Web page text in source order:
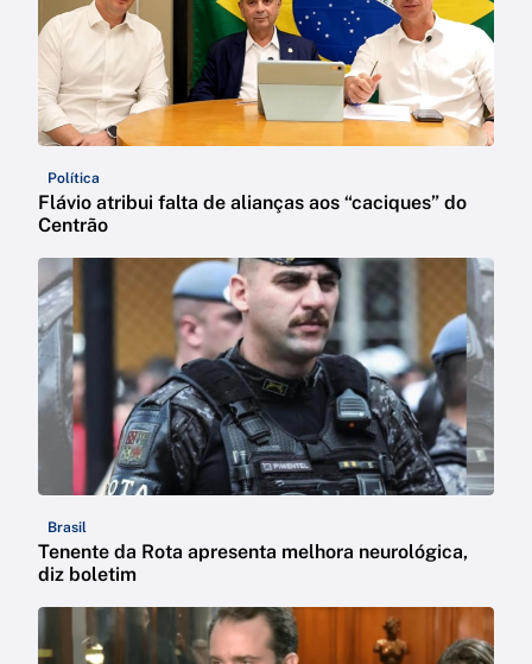
Política
Flávio atribui falta de alianças aos “caciques” do
Centrão
Brasil
Tenente da Rota apresenta melhora neurológica,
diz boletim